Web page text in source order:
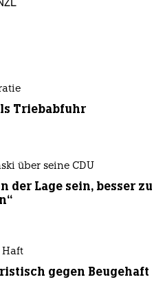
Triebabfuhr
über seine CDU
der Lage sein, besser zu
gegen Beugehaft